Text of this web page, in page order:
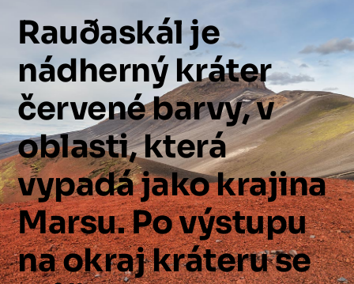
Rauðaskál je
nádhernýkráter
červenébarvy,v
oblasti,která
vypadájakokrajina
Marsu.Povýstupu
naokrajkráteruse